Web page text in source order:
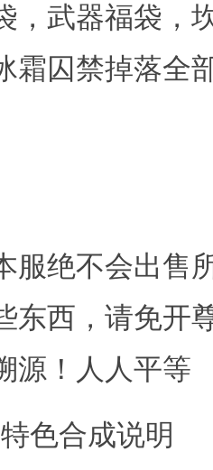
，武器福袋，
霜囚禁掉落全
服绝不会出售
东西，请免开
源！人人平等
色合成说明